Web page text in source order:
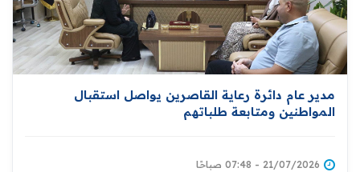
مدير عام دائرة رعاية القاصرين يواصل استقبال
المواطنين ومتابعة طلباتهم
21/07/2026 - 07:48 صباحًا